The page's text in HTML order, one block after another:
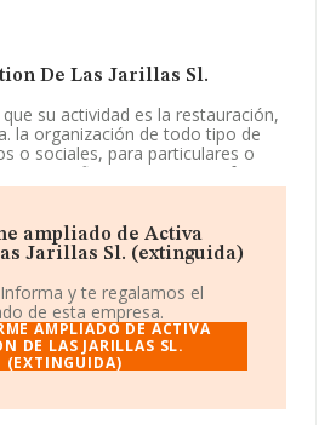
De Las Jarillas Sl.
su actividad es la restauración,
la organización de todo tipo de
o sociales, para particulares o
fiestas, reuniones, foros
seminarios, etc. el
aparece inscrita en el Registro
Limitada. Tiene CNAE: 5611 -
no tiene actividad en mercados
Activa Gestión de Las Jarillas
B44793685, se encuentra en
(28023), Madrid, Madrid.
de INFORMA sobre 142.938
ampliado de Activa
Jarillas Sl. (extinguida)
y te regalamos el
de esta empresa.
AMPLIADO DE ACTIVA
DE LAS JARILLAS SL.
(EXTINGUIDA)